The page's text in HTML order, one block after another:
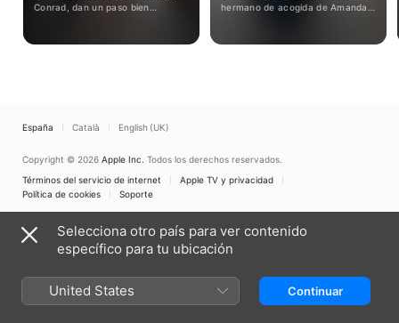
Conrad, dan un paso bien
Amanda Clarke. Pero no saben
hermano de acogida de Amanda
recuperar parte de su pasado
España Català English (UK)
Copyright © 2026 Apple Inc. Todos los derechos reservados.
Términos del servicio de internet
Apple TV y privacidad
Política de cookies
Soporte
Selecciona otro país para ver contenido
específico para tu ubicación
United States Continuar